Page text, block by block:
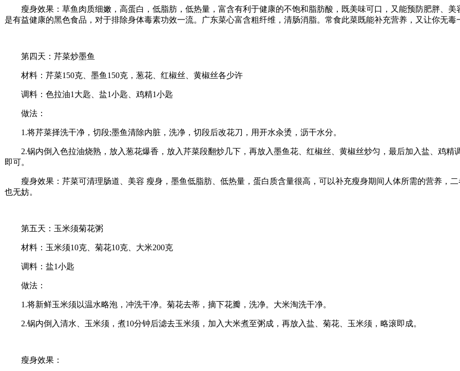
瘦身效果：草鱼肉质细嫩，高蛋白，低脂肪，低热量，富含有利于健康的不饱和脂肪酸，既美味可口，又能预防肥胖、美
是有益健康的黑色食品，对于排除身体毒素功效一流。广东菜心富含粗纤维，清肠消脂。常食此菜既能补充营养，又让你无毒
第四天：芹菜炒墨鱼
材料：芹菜150克、墨鱼150克，葱花、红椒丝、黄椒丝各少许
调料：色拉油1大匙、盐1小匙、鸡精1小匙
做法：
1.将芹菜择洗干净，切段;墨鱼清除内脏，洗净，切段后改花刀，用开水汆烫，沥干水分。
2.锅内倒入色拉油烧熟，放入葱花爆香，放入芹菜段翻炒几下，再放入墨鱼花、红椒丝、黄椒丝炒匀，最后加入盐、鸡精
即可。
瘦身效果：芹菜可清理肠道、美容 瘦身，墨鱼低脂肪、低热量，蛋白质含量很高，可以补充瘦身期间人体所需的营养，二
也无妨。
第五天：玉米须菊花粥
材料：玉米须10克、菊花10克、大米200克
调料：盐1小匙
做法：
1.将新鲜玉米须以温水略泡，冲洗干净。菊花去蒂，摘下花瓣，洗净。大米淘洗干净。
2.锅内倒入清水、玉米须，煮10分钟后滤去玉米须，加入大米煮至粥成，再放入盐、菊花、玉米须，略滚即成。
瘦身效果：